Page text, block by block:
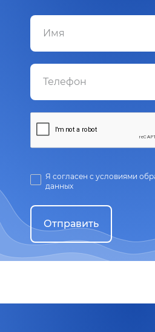
Я согласен с условиями
данных
Отправить